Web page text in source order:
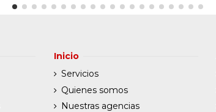
Inicio
Servicios
Quienes somos
Nuestras agencias